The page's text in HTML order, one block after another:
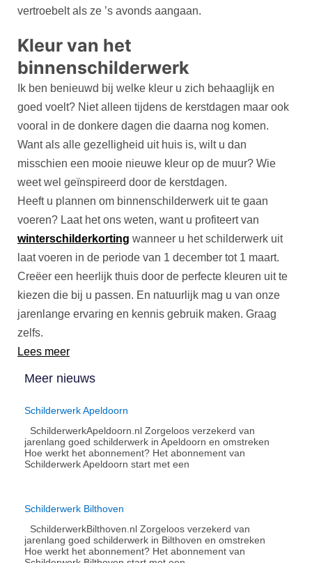
vertroebelt als ze ’s avonds aangaan.
Kleur van het
binnenschilderwerk
Ik ben benieuwd bij welke kleur u zich behaaglijk en
goed voelt? Niet alleen tijdens de kerstdagen maar ook
vooral in de donkere dagen die daarna nog komen.
Want als alle gezelligheid uit huis is, wilt u dan
misschien een mooie nieuwe kleur op de muur? Wie
weet wel geïnspireerd door de kerstdagen.
Heeft u plannen om binnenschilderwerk uit te gaan
voeren? Laat het ons weten, want u profiteert van
winterschilderkorting wanneer u het schilderwerk uit
laat voeren in de periode van 1 december tot 1 maart.
Creëer een heerlijk thuis door de perfecte kleuren uit te
kiezen die bij u passen. En natuurlijk mag u van onze
jarenlange ervaring en kennis gebruik maken. Graag
zelfs.
Lees meer
Meer nieuws
Schilderwerk Apeldoorn
SchilderwerkApeldoorn.nl Zorgeloos verzekerd van
jarenlang goed schilderwerk in Apeldoorn en omstreken
Hoe werkt het abonnement?​ Het abonnement van
Schilderwerk Apeldoorn start met een
Schilderwerk Bilthoven
SchilderwerkBilthoven.nl Zorgeloos verzekerd van
jarenlang goed schilderwerk in Bilthoven en omstreken
Hoe werkt het abonnement?​ Het abonnement van